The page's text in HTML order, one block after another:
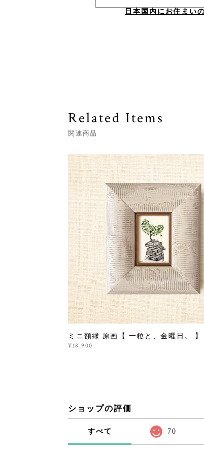
日本国内にお住まい
Related Items
関連商品
ミニ額縁 原画【 一粒と、金曜日。 】
¥18,900
ショップの評価
すべて 70